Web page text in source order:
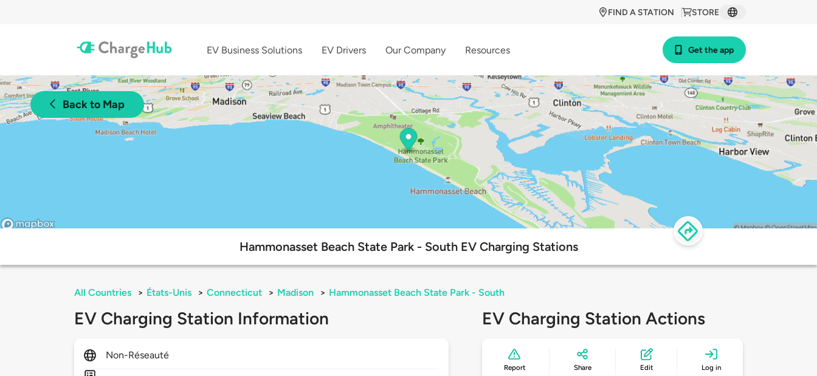
STORE
FIND A STATION
EV Business Solutions EV Drivers Our Company Resources Get the app
Back to Map
Hammonasset Beach State Park - South EV Charging Stations
All Countries > États-Unis > Connecticut > Madison > Hammonasset Beach State Park - South
EV Charging Station Information
Non-Réseauté
EV Charging Station Actions
Report Share Edit Log in